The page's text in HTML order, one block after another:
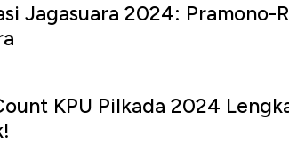
Jagasuara 2024: Pramono-
KPU Pilkada 2024